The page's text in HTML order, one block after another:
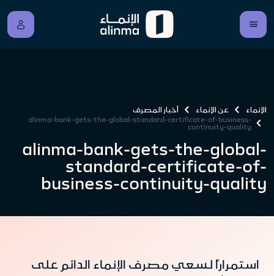
الإنماء عن الإنماء
أخبار المصرف
alinma-bank-gets-the-global-standard-certificate-of-business-
continuity-quality
alinma-bank-gets-the-global-
standard-certificate-of-
business-continuity-quality
استمراراً لسعي مصرف الإنماء الدائم على